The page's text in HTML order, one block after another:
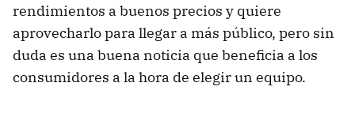
rendimientos a buenos precios y quiere
aprovecharlo para llegar a más público, pero sin
duda es una buena noticia que beneficia a los
consumidores a la hora de elegir un equipo.